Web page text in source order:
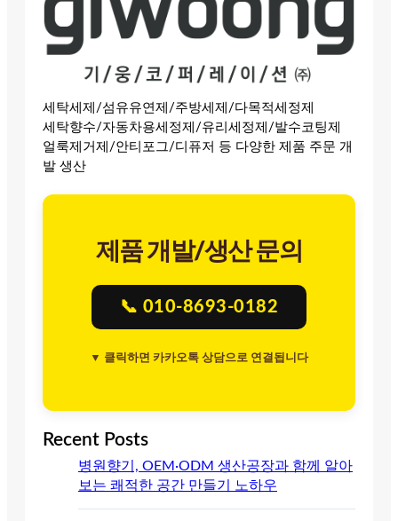
세탁세제/섬유유연제/주방세제/다목적세정제
세탁향수/자동차용세정제/유리세정제/발수코팅제
얼룩제거제/안티포그/디퓨저 등 다양한 제품 주문 개
발 생산
제품 개발/생산 문의
📞 010-8693-0182
▼ 클릭하면 카카오톡 상담으로 연결됩니다
Recent Posts
병원향기, OEM·ODM 생산공장과 함께 알아
보는 쾌적한 공간 만들기 노하우